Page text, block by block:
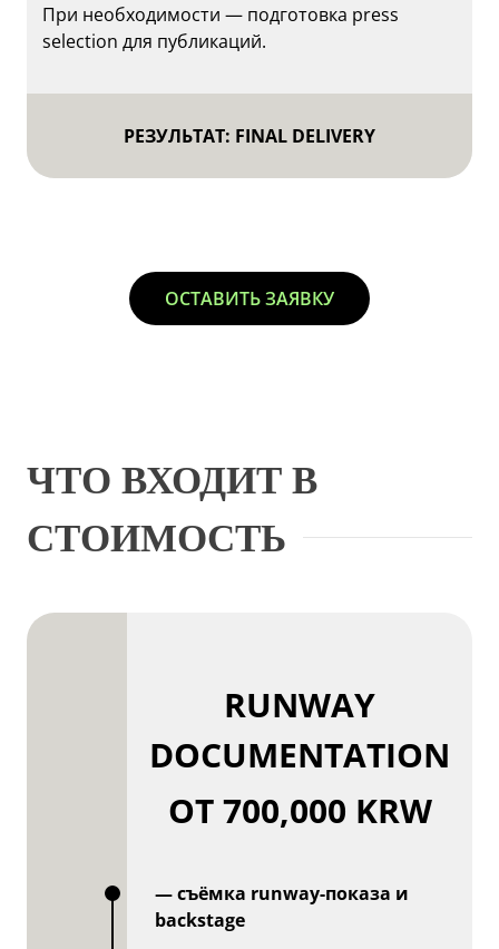
При необходимости — подготовка press
selection для публикаций.
РЕЗУЛЬТАТ: FINAL DELIVERY
ОСТАВИТЬ ЗАЯВКУ
ЧТО ВХОДИТ В
СТОИМОСТЬ
RUNWAY
DOCUMENTATION
ОТ 700,000 KRW
— съёмка runway-показа и
backstage